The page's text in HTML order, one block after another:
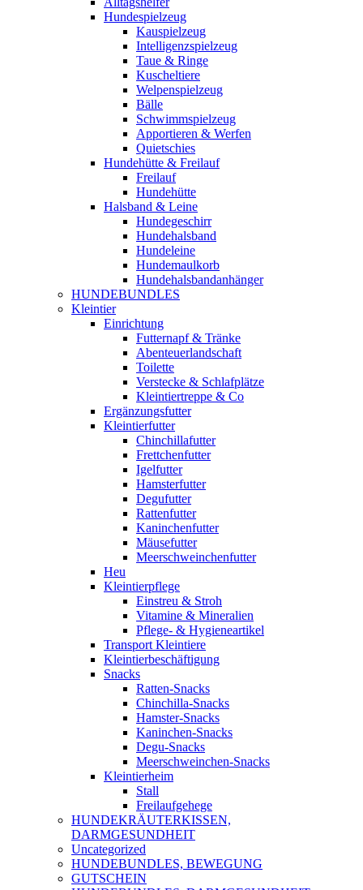
Hundespielzeug
Kauspielzeug
Intelligenzspielzeug
Taue & Ringe
Kuscheltiere
Welpenspielzeug
Bälle
Schwimmspielzeug
Apportieren & Werfen
Quietschies
Hundehütte & Freilauf
Freilauf
Hundehütte
Halsband & Leine
Hundegeschirr
Hundehalsband
Hundeleine
Hundemaulkorb
Hundehalsbandanhänger
HUNDEBUNDLES
Kleintier
Einrichtung
Futternapf & Tränke
Abenteuerlandschaft
Toilette
Verstecke & Schlafplätze
Kleintiertreppe & Co
Ergänzungsfutter
Kleintierfutter
Chinchillafutter
Frettchenfutter
Igelfutter
Hamsterfutter
Degufutter
Rattenfutter
Kaninchenfutter
Mäusefutter
Meerschweinchenfutter
Heu
Kleintierpflege
Einstreu & Stroh
Vitamine & Mineralien
Pflege- & Hygieneartikel
Transport Kleintiere
Kleintierbeschäftigung
Snacks
Ratten-Snacks
Chinchilla-Snacks
Hamster-Snacks
Kaninchen-Snacks
Degu-Snacks
Meerschweinchen-Snacks
Kleintierheim
Stall
Freilaufgehege
HUNDEKRÄUTERKISSEN,
DARMGESUNDHEIT
Uncategorized
HUNDEBUNDLES, BEWEGUNG
GUTSCHEIN